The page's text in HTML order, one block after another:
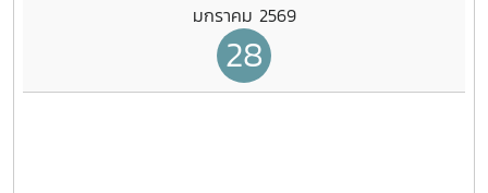
มกราคม 2569
28